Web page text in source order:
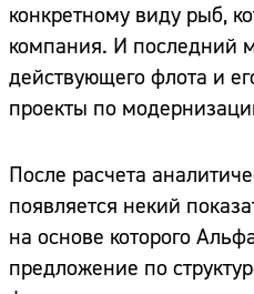
конкретному виду рыб,
компания. И последний
действующего флота и
проекты по
После расчета
появляется некий
на основе которого
предложение по